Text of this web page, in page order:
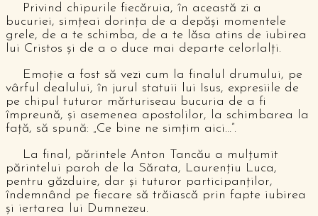
Privind chipurile fiecăruia, în această zi a
bucuriei, simțeai dorința de a depăși momentele
grele, de a te schimba, de a te lăsa atins de iubirea
lui Cristos și de a o duce mai departe celorlalți.
Emoție a fost să vezi cum la finalul drumului, pe
vârful dealului, în jurul statuii lui Isus, expresiile de
pe chipul tuturor mărturiseau bucuria de a fi
împreună, și asemenea apostolilor, la schimbarea la
față, să spună: „Ce bine ne simțim aici…”.
La final, părintele Anton Tancău a mulțumit
părintelui paroh de la Sărata, Laurențiu Luca,
pentru găzduire, dar și tuturor participanților,
îndemnând pe fiecare să trăiască prin fapte iubirea
și iertarea lui Dumnezeu.